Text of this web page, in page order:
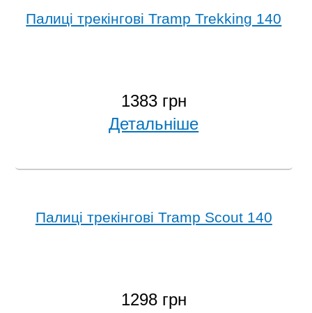
Палиці трекінгові Tramp Trekking 140
1383 грн
Детальніше
Палиці трекінгові Tramp Scout 140
1298 грн